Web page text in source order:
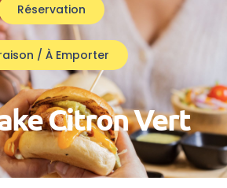
Réservation
/ À Emporter
Citron Vert